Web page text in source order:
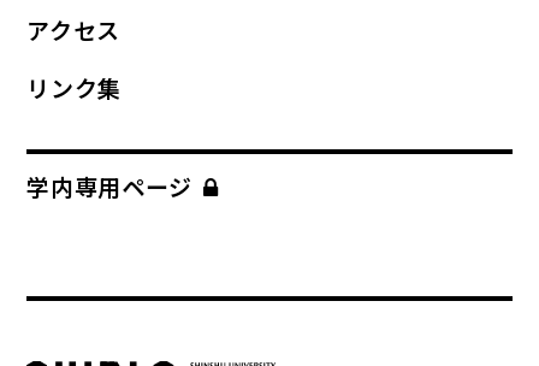
アクセス
リンク集
学内専用ページ